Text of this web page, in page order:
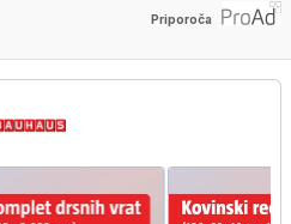
Priporoča